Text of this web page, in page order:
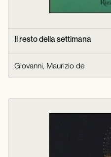
Il resto della settimana
Giovanni, Maurizio de